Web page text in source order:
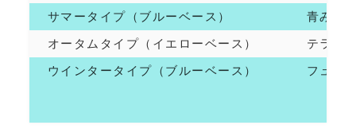
サマータイプ（ブルーベース）
青みが
オータムタイプ（イエローベース）
テラコ
ウインタータイプ（ブルーベース）
フュー